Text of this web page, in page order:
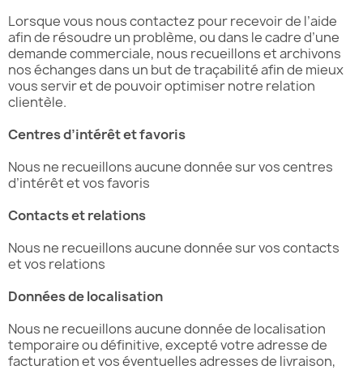
Lorsque vous nous contactez pour recevoir de l’aide
afin de résoudre un problème, ou dans le cadre d’une
demande commerciale, nous recueillons et archivons
nos échanges dans un but de traçabilité afin de mieux
vous servir et de pouvoir optimiser notre relation
clientèle.
Centres d’intérêt et favoris
Nous ne recueillons aucune donnée sur vos centres
d’intérêt et vos favoris
Contacts et relations
Nous ne recueillons aucune donnée sur vos contacts
et vos relations
Données de localisation
Nous ne recueillons aucune donnée de localisation
temporaire ou définitive, excepté votre adresse de
facturation et vos éventuelles adresses de livraison,